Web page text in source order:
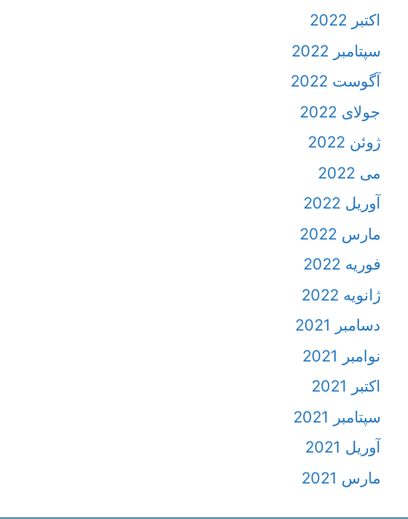
اکتبر 2022
سپتامبر 2022
آگوست 2022
جولای 2022
ژوئن 2022
می 2022
آوریل 2022
مارس 2022
فوریه 2022
ژانویه 2022
دسامبر 2021
نوامبر 2021
اکتبر 2021
سپتامبر 2021
آوریل 2021
مارس 2021